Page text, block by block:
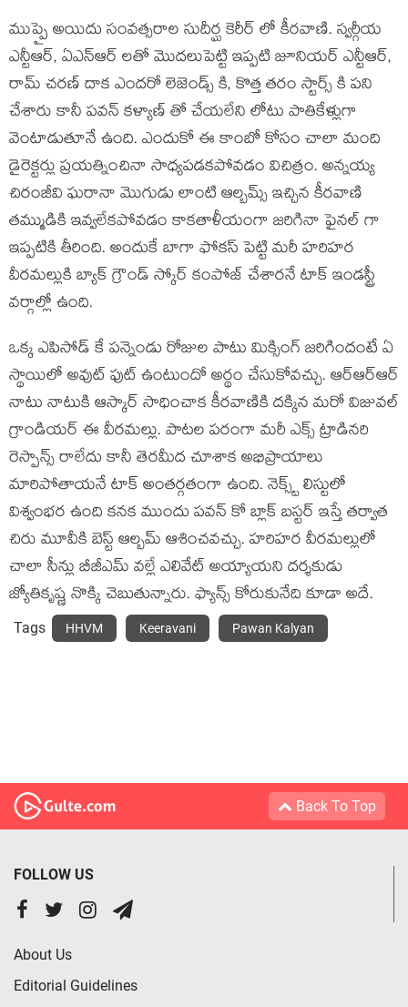
ముప్పై అయిదు సంవత్సరాల సుదీర్ఘ కెరీర్ లో కీరవాణి. స్వర్గీయ
ఎన్టీఆర్, ఏఎన్ఆర్ లతో మొదలుపెట్టి ఇప్పటి జూనియర్ ఎన్టీఆర్,
రామ్ చరణ్ దాక ఎందరో లెజెండ్స్ కి, కొత్త తరం స్టార్స్ కి పని
చేశారు కానీ పవన్ కళ్యాణ్ తో చేయలేని లోటు పాతికేళ్లుగా
వెంటాడుతూనే ఉంది. ఎందుకో ఈ కాంబో కోసం చాలా మంది
డైరెక్టర్లు ప్రయత్నించినా సాధ్యపడకపోవడం విచిత్రం. అన్నయ్య
చిరంజీవి ఘరానా మొగుడు లాంటి ఆల్బమ్స్ ఇచ్చిన కీరవాణి
తమ్ముడికి ఇవ్వలేకపోవడం కాకతాళీయంగా జరిగినా ఫైనల్ గా
ఇప్పటికి తీరింది. అందుకే బాగా ఫోకస్ పెట్టి మరీ హరిహర
వీరమల్లుకి బ్యాక్ గ్రౌండ్ స్కోర్ కంపోజ్ చేశారనే టాక్ ఇండస్ట్రీ
వర్గాల్లో ఉంది.
ఒక్క ఎపిసోడ్ కే పన్నెండు రోజుల పాటు మిక్సింగ్ జరిగిందంటే ఏ
స్థాయిలో అవుట్ ఫుట్ ఉంటుందో అర్థం చేసుకోవచ్చు. ఆర్ఆర్ఆర్
నాటు నాటుకి ఆస్కార్ సాధించాక కీరవాణికి దక్కిన మరో విజువల్
గ్రాండియర్ ఈ వీరమల్లు. పాటల పరంగా మరీ ఎక్స్ ట్రాడినరి
రెస్పాన్స్ రాలేదు కానీ తెరమీద చూశాక అభిప్రాయాలు
మారిపోతాయనే టాక్ అంతర్గతంగా ఉంది. నెక్స్ట్ లిస్టులో
విశ్వంభర ఉంది కనక ముందు పవన్ కో బ్లాక్ బస్టర్ ఇస్తే తర్వాత
చిరు మూవీకి బెస్ట్ ఆల్బమ్ ఆశించవచ్చు. హరిహర వీరమల్లులో
చాలా సీన్లు బీజీఎమ్ వల్లే ఎలివేట్ అయ్యాయని దర్శకుడు
జ్యోతికృష్ణ నొక్కి చెబుతున్నారు. ఫ్యాన్స్ కోరుకునేది కూడా అదే.
Tags HHVM Keeravani Pawan Kalyan
Back To Top
FOLLOW US
About Us
Editorial Guidelines